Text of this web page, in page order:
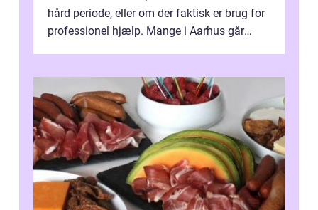
hård periode, eller om der faktisk er brug for
professionel hjælp. Mange i Aarhus går